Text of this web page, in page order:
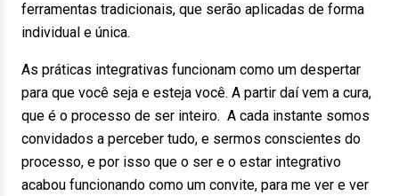
ferramentas tradicionais, que serão aplicadas de forma
individual e única.
As práticas integrativas funcionam como um despertar
para que você seja e esteja você. A partir daí vem a cura,
que é o processo de ser inteiro. A cada instante somos
convidados a perceber tudo, e sermos conscientes do
processo, e por isso que o ser e o estar integrativo
acabou funcionando como um convite, para me ver e ver